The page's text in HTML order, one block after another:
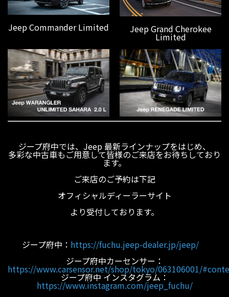
Jeep Commander Limited Jeep Grand Cherokee
Limited
ジープ府中では、Jeep 最新ラインナップをはじめ、
多彩な中古車もご用意して皆様のご来店をお待ちしており
ます。
ご来店のご予約は下記
オフィシャルディーラーサイト
より受付しております。
ジープ府中： https://fuchu.jeep-dealer.jp/jeep/
ジープ府中カーセンサー：
https://www.carsensor.net/shop/tokyo/063106001/
ジープ府中 インスタグラム：
https://www.instagram.com/jeep_fuchu/